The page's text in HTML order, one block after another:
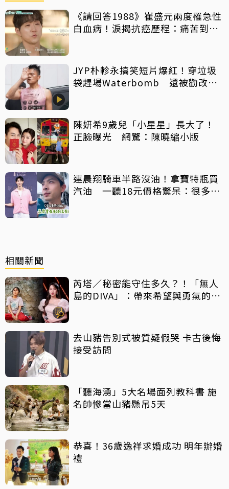
《請回答1988》崔盛元兩度罹急性
白血病！淚揭抗癌歷程：痛苦到不
JYP朴軫永搞笑短片爆紅！穿垃圾
袋趕場Waterbomb 還被勸改名
陳妍希9歲兒「小星星」長大了！
正臉曝光 網驚：陳曉縮小版
連晨翔騎車半路沒油！拿寶特瓶買
汽油 一聽18元價格驚呆：很多水
相關新聞
芮塔／秘密能守住多久？！「無人
島的DIVA」：帶來希望與勇氣的反
去山豬告別式被質疑假哭 卡古後悔
接受訪問
「聽海湧」5大名場面列教科書 施
名帥慘當山豬懸吊5天
恭喜！36歲逸祥求婚成功 明年辦婚
禮